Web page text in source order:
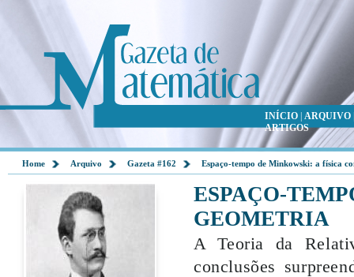
INÍCIO ARQUIVO
ARTIGOS
Home Arquivo Gazeta #162 Espaço-tempo de Minkowski: a física
ESPAÇO-
GEOMETRIA
A Teoria da
conclusões